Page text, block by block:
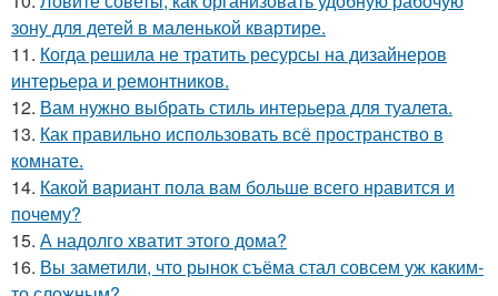
зону для детей в маленькой квартире.
11. Когда решила не тратить ресурсы на дизайнеров
интерьера и ремонтников.
12. Вам нужно выбрать стиль интерьера для туалета.
13. Как правильно использовать всё пространство в
комнате.
14. Какой вариант пола вам больше всего нравится и
почему?
15. А надолго хватит этого дома?
16. Вы заметили, что рынок съёма стал совсем уж каким-